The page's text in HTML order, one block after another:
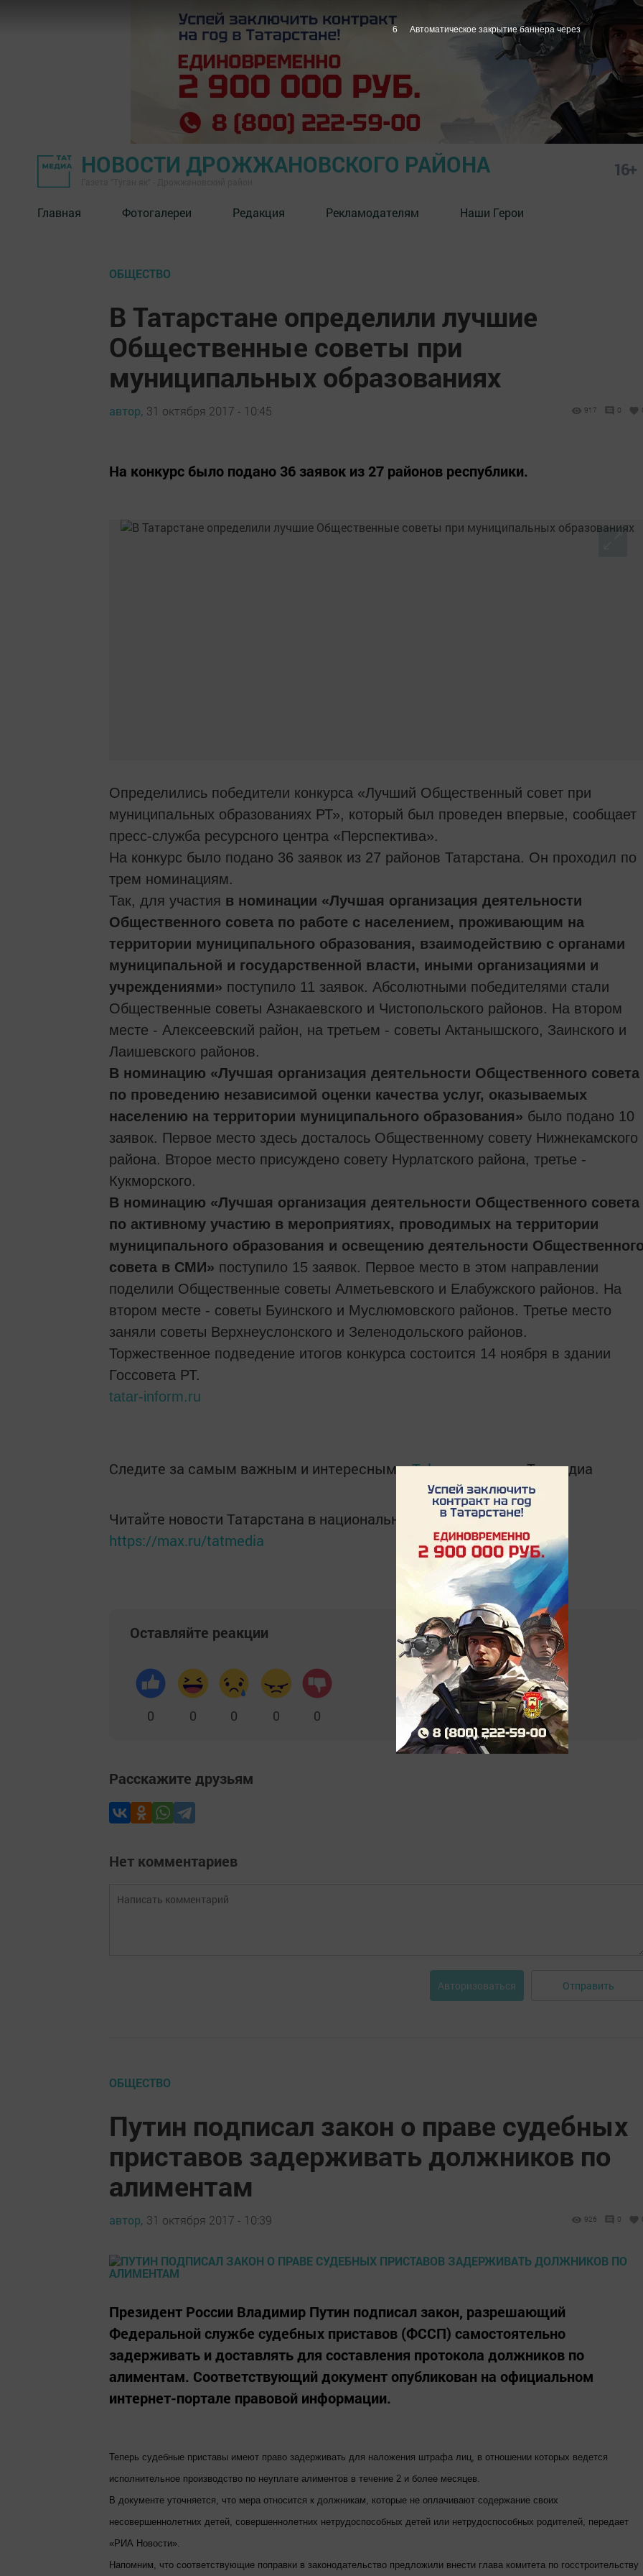
НОВОСТИ ДРОЖЖАНОВСКОГО РАЙОНА 16+
Главная Фотогалереи Редакция Рекламодателям Наши Герои
ОБЩЕСТВО
В Татарстане определили лучшие
Общественные советы при
муниципальных образованиях
автор, 31 октября 2017 - 10:45 917 0
На конкурс было подано 36 заявок из 27 районов республики.
Определились победители конкурса «Лучший Общественный совет при
муниципальных образованиях РТ», который был проведен впервые, сообщает
пресс-служба ресурсного центра «Перспектива».
На конкурс было подано 36 заявок из 27 районов Татарстана. Он проходил по
трем номинациям.
Так, для участия в номинации «Лучшая организация деятельности
Общественного совета по работе с населением, проживающим на
территории муниципального образования, взаимодействию с органами
муниципальной и государственной власти, иными организациями и
учреждениями» поступило 11 заявок. Абсолютными победителями стали
Общественные советы Азнакаевского и Чистопольского районов. На втором
месте - Алексеевский район, на третьем - советы Актанышского, Заинского и
Лаишевского районов.
В номинацию «Лучшая организация деятельности Общественного совета
по проведению независимой оценки качества услуг, оказываемых
населению на территории муниципального образования» было подано 10
заявок. Первое место здесь досталось Общественному совету Нижнекамского
района. Второе место присуждено совету Нурлатского района, третье -
Кукморского.
В номинацию «Лучшая организация деятельности Общественного совета
по активному участию в мероприятиях, проводимых на территории
муниципального образования и освещению деятельности
совета в СМИ» поступило 15 заявок. Первое место в этом направлении
поделили Общественные советы Алметьевского и Елабужского районов. На
втором месте - советы Буинского и Муслюмовского районов. Третье место
заняли советы Верхнеуслонского и Зеленодольского районов.
Торжественное подведение итогов конкурса состоится 14 ноября в здании
Госсовета РТ.
tatar-inform.ru
Следите за самым важным и интересным вTelegram-каналеТатмедиа
Читайте новости Татарстана в национальном мессенджере MАХ:
https://max.ru/tatmedia
Оставляйте реакции
0 0 0 0 0
Расскажите друзьям
Нет комментариев
Авторизоваться Отправить
ОБЩЕСТВО
Путин подписал закон о праве судебных
приставов задерживать должников по
алиментам
автор, 31 октября 2017 - 10:39 926 0
Президент России Владимир Путин подписал закон, разрешающий
Федеральной службе судебных приставов (ФССП) самостоятельно
задерживать и доставлять для составления протокола должников по
алиментам. Соответствующий документ опубликован на официальном
интернет-портале правовой информации.
Теперь судебные приставы имеют право задерживать для наложения штрафа лиц, в отношении которых ведется
исполнительное производство по неуплате алиментов в течение 2 и более месяцев.
В документе уточняется, что мера относится к должникам, которые не оплачивают содержание своих
несовершеннолетних детей, совершеннолетних нетрудоспособных детей или нетрудоспособных родителей, передает
«РИА Новости».
Напомним, что соответствующие поправки в законодательство предложили внести глава комитета по госстроительству
5 Автоматическое закрытие баннера через